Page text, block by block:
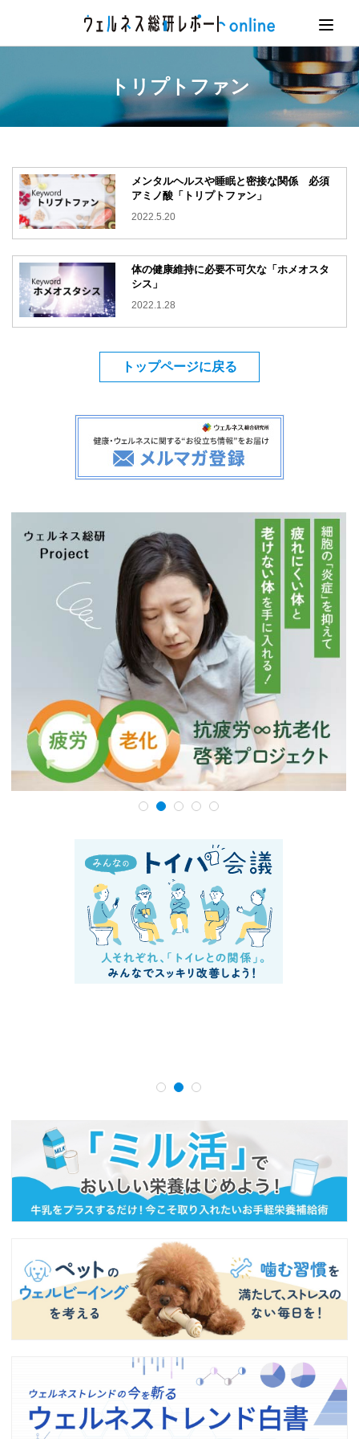
トリプトファン
メンタルヘルスや睡眠と密接な関係 必須
アミノ酸「トリプトファン」
2022.5.20
体の健康維持に必要不可欠な「ホメオスタ
シス」
2022.1.28
トップページに戻る